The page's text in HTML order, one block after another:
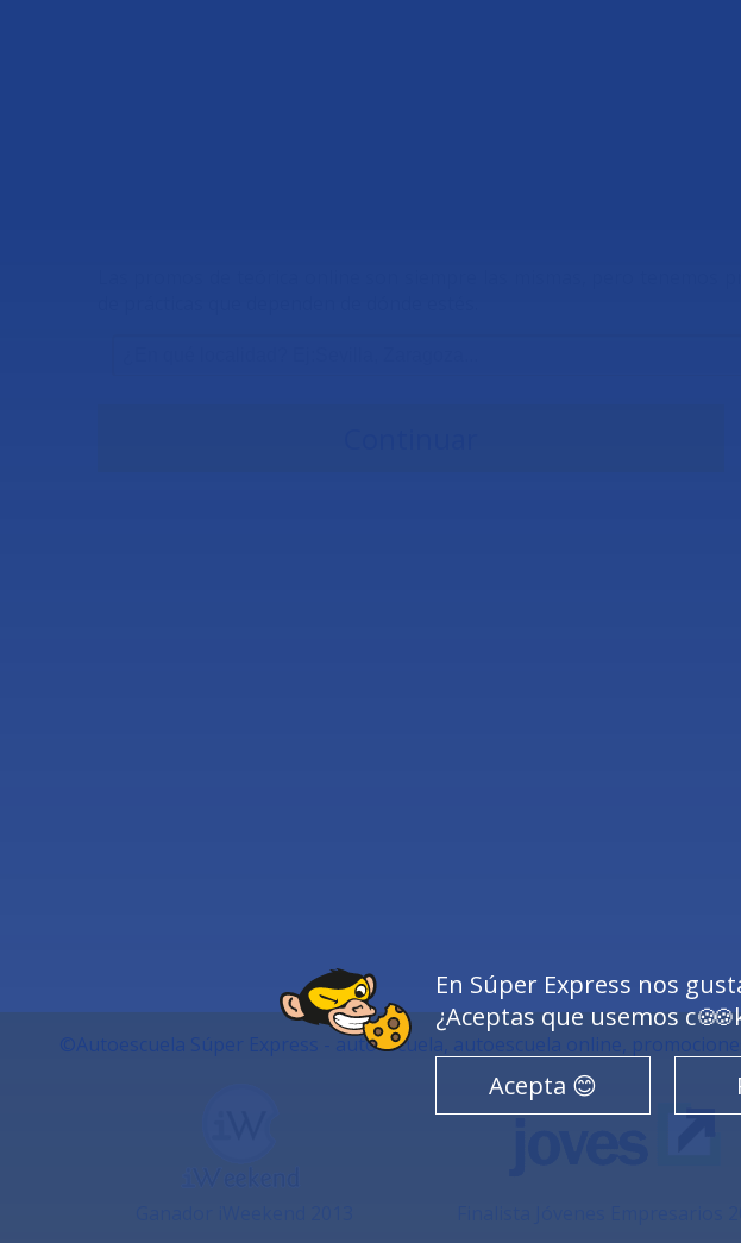
©Autoescuela Súper Express - autoescuela, autoescuela online,
En Súper Express nos
¿Aceptas que usemos c🍪🍪
Acepta 😊